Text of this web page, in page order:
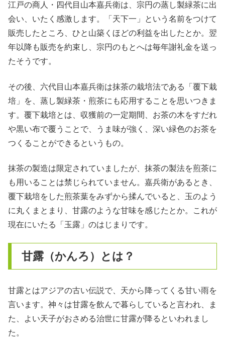
江戸の商人・四代目山本嘉兵衛は、宗円の蒸し製緑茶に出
会い、いたく感激します。「天下一」という名前をつけて
販売したところ、ひと山築くほどの利益を出したとか。翌
年以降も販売を約束し、宗円のもとへは毎年謝礼金を送っ
たそうです。
その後、六代目山本嘉兵衛は抹茶の栽培法である「覆下栽
培」を、蒸し製緑茶・煎茶にも応用することを思いつきま
す。覆下栽培とは、収獲前の一定期間、お茶の木をすだれ
や黒い布で覆うことで、うま味が強く、深い緑色のお茶を
つくることができるというもの。
抹茶の製造は限定されていましたが、抹茶の製法を煎茶に
も用いることは禁じられていません。嘉兵衛があるとき、
覆下栽培をした煎茶葉をみずから揉んでいると、玉のよう
に丸くまとまり、甘露のような甘味を感じたとか。これが
現在にいたる「玉露」のはじまりです。
甘露（かんろ）とは？
甘露とはアジアの古い伝説で、天から降ってくる甘い雨を
言います。神々は甘露を飲んで暮らしていると言われ、ま
た、よい天子がおさめる治世に甘露が降るといわれまし
た。